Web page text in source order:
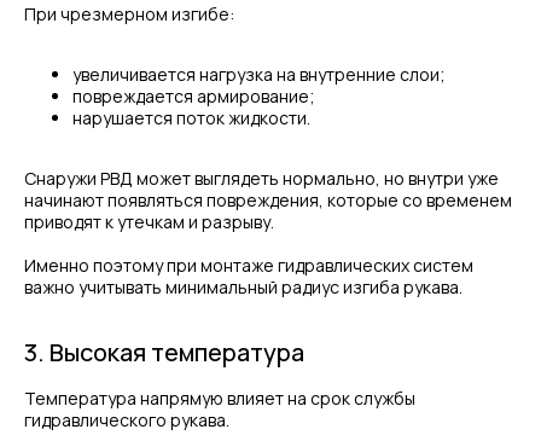
При чрезмерном изгибе:
увеличивается нагрузка на внутренние слои;
повреждается армирование;
нарушается поток жидкости.
Снаружи РВД может выглядеть нормально, но внутри уже
начинают появляться повреждения, которые со временем
приводят к утечкам и разрыву.
Именно поэтому при монтаже гидравлических систем
важно учитывать минимальный радиус изгиба рукава.
3. Высокая температура
Температура напрямую влияет на срок службы
гидравлического рукава.